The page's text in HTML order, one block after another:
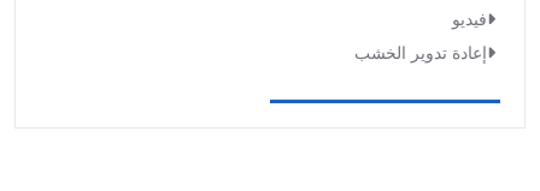
فيديو
إعادة تدوير الخشب